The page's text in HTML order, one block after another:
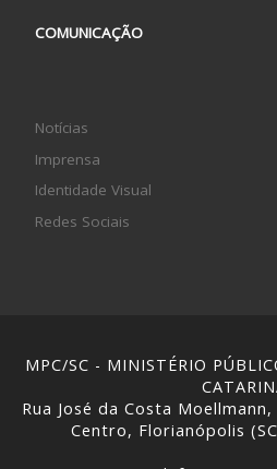
COMUNICAÇÃO
Notícias
Imprensa
Identidade Visual
Redes Sociais
MPC/SC - MINISTÉRIO
Rua José da Costa
Centro, Florianópolis